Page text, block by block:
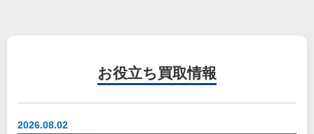
お役立ち 買取情報
2026.08.02